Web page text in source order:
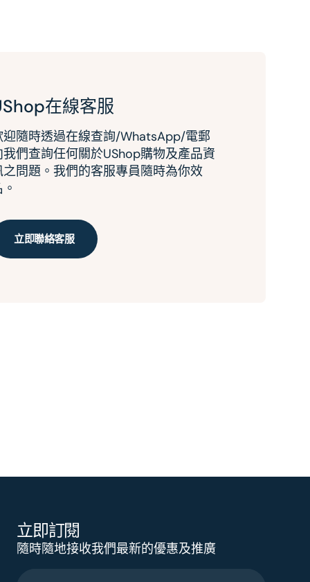
在線客服
迎隨時透過在線查詢/WhatsApp/電郵
我們查詢任何關於UShop購物及產品資
之問題。我們的客服專員隨時為你效
立即聯絡客服
立即訂閱
隨時隨地接收我們最新的優惠及推廣